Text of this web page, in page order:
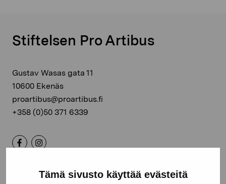
Tämä sivusto käyttää evästeitä
Stiftelsen Pro Artibus
Gustav Wasas gata 11
10600 Ekenäs
proartibus@proartibus.fi
+358 (0)50 371 6339
Kontakta oss